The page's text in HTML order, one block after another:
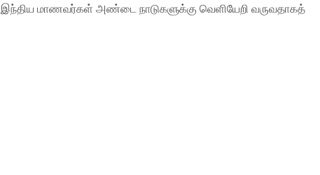
இந்திய மாணவர்கள் அண்டை நாடுகளுக்கு வெளியேறி வருவதாகத்